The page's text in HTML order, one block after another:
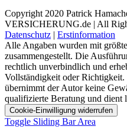
Copyright 2020 Patrick
VERSICHERUNG.de | All
Datenschutz | Erstinformation
Alle Angaben wurden mit
zusammengestellt. Die
rechtlich unverbindlich und
Vollständigkeit oder
übernimmt der Autor keine
qualifizierte Beratung und dient
Cookie-Einwilligung widerrufen
Toggle Sliding Bar Area